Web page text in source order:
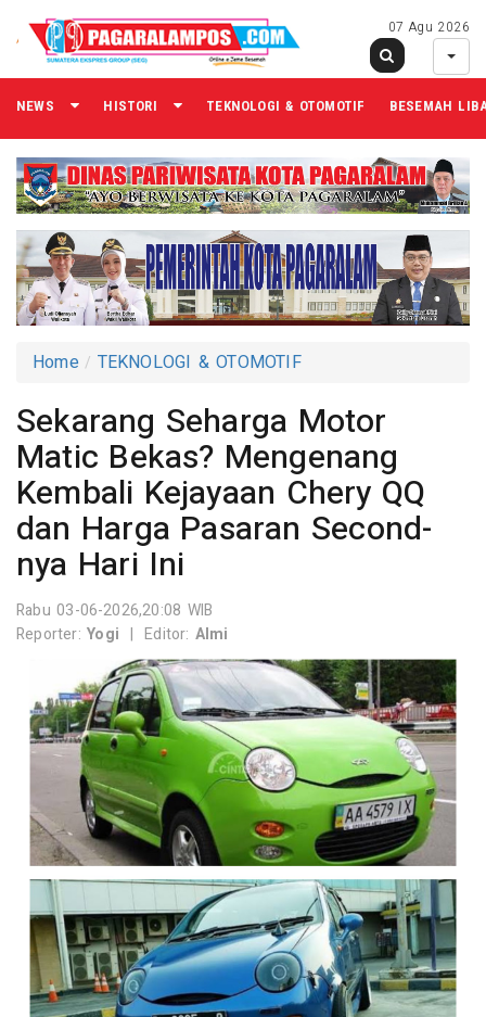
07 Agu 2026
NEWS HISTORI TEKNOLOGI & OTOMOTIF BESEMAH
Home TEKNOLOGI & OTOMOTIF
Sekarang Seharga Motor
Matic Bekas? Mengenang
Kembali Kejayaan Chery QQ
dan Harga Pasaran Second-
nya Hari Ini
Rabu 03-06-2026,20:08 WIB
Reporter:Yogi | Editor: Almi